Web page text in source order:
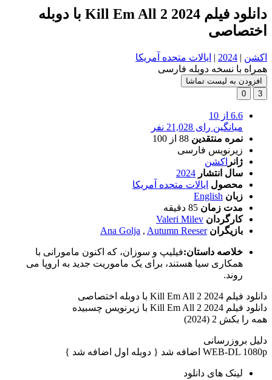
دانلود فیلم Kill Em All 2 2024 با دوبله
اختصاصی
اکشن |
2024
| ایالات متحده آمریکا
همراه با نسخه دوبله فارسی
افزودن به لیست تماشا
3
0
6.6 از 10
میانگین رای 21,028 نفر
نمره منتقدین 88 از 100
زیرنویس فارسی
ژانر اکشن
سال انتشار 2024
محصول ایالات متحده آمریکا
زبان English
مدت زمان 85 دقیقه
کارگردان Valeri Milev
بازیگران
Ana Golja , Autumn Reeser
خلاصه داستان:فیلیپ و سوزان، که اکنون مامورانی با
همکاری سیا هستند، برای یک ماموریت جدید به اروپا می
روند.
دانلود فیلم Kill Em All 2 2024 با دوبله اختصاصی
دانلود فیلم Kill Em All 2 2024 با زیرنویس چسبیده
همه را بکش 2 (2024)
دلیل بروزرسانی
WEB-DL 1080p اضافه شد { دوبله اول اضافه شد }
لینک های دانلود